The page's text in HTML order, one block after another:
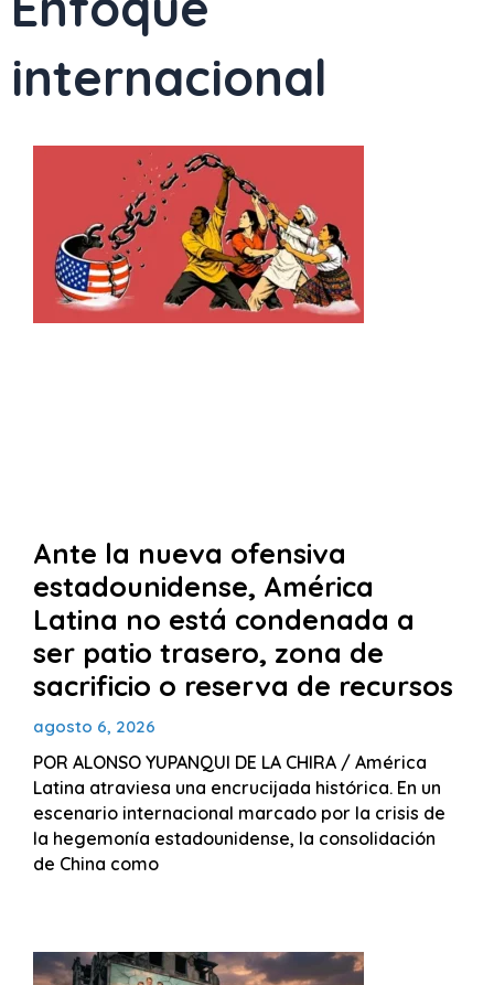
internacional
Ante la nueva ofensiva
estadounidense, América
Latina no está condenada a
ser patio trasero, zona de
sacrificio o reserva de recursos
agosto 6, 2026
POR ALONSO YUPANQUI DE LA CHIRA / América
Latina atraviesa una encrucijada histórica. En un
escenario internacional marcado por la crisis de
la hegemonía estadounidense, la consolidación
de China como
Page Page